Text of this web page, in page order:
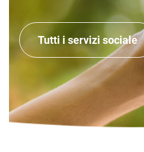
Tutti i servizi sociale